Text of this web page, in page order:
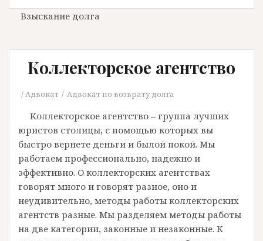
Взыскание долга
Коллекторское агентство
Адвокат Адвокат по возврату долга
Коллекторское агентство – группа лучших
юристов столицы, с помощью которых вы
быстро вернете деньги и былой покой. Мы
работаем профессионально, надежно и
эффективно. О коллекторских агентствах
говорят много и говорят разное, оно и
неудивительно, методы работы коллекторских
агентств разные. Мы разделяем методы работы
на две категории, законные и незаконные. К